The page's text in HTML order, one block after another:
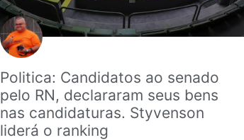
Politica: Candidatos ao senado
pelo RN, declararam seus bens
nas candidaturas. Styvenson
liderá o ranking